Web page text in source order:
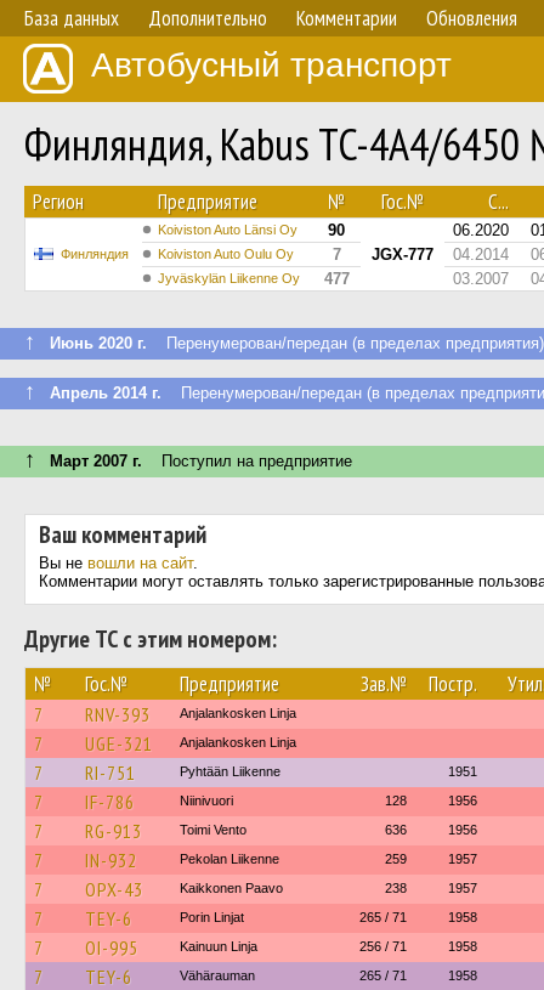
База данных Дополнительно Комментарии Обновления
Автобусный транспорт
Финляндия, Kabus TC-4A4/
Регион Предприятие № Гос.№ С...
Финляндия
Koiviston Auto Länsi Oy
90
JGX-777
06.2020
Koiviston Auto Oulu Oy 7 04.2014
Jyväskylän Liikenne Oy 477 03.2007
↑ Июнь 2020 г. Перенумерован/передан (в пределах предприятия)
↑ Апрель 2014 г. Перенумерован/передан (в пределах
↑ Март 2007 г. Поступил на предприятие
Ваш комментарий
Вы не вошли на сайт.
Комментарии могут оставлять только зарегистрированные
Другие ТС с этим номером:
№ Гос.№ Предприятие Зав.№ Постр.
7 RNV-393 Anjalankosken Linja
7 UGE-321 Anjalankosken Linja
7 RI-751 Pyhtään Liikenne 1951
7 IF-786 Niinivuori 128 1956
7 RG-913 Toimi Vento 636 1956
7 IN-932 Pekolan Liikenne 259 1957
7 OPX-43 Kaikkonen Paavo 238 1957
7 TEY-6 Porin Linjat 265 / 71 1958
7 OI-995 Kainuun Linja 256 / 71 1958
7 TEY-6 Vähärauman 265 / 71 1958